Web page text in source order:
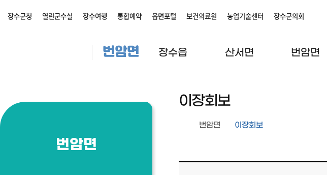
장수군청 열린군수실 장수여행 통합예약 읍면포털 보건의료원 농업기술센터 장수군의회
번암면 장수읍 산서면 번암면
번암면
이장회보
번암면 이장회보